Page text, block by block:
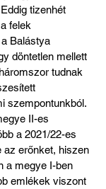
tizenhét
felek
Balástya
döntetlen mellett
tudnak
szempontunkból.
II-es
a 2021/22-es
az erőnket, hiszen
a megye I-ben
emlékek viszont